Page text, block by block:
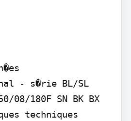
- s�rie BL/SL
08/180F SN BK BX
techniques